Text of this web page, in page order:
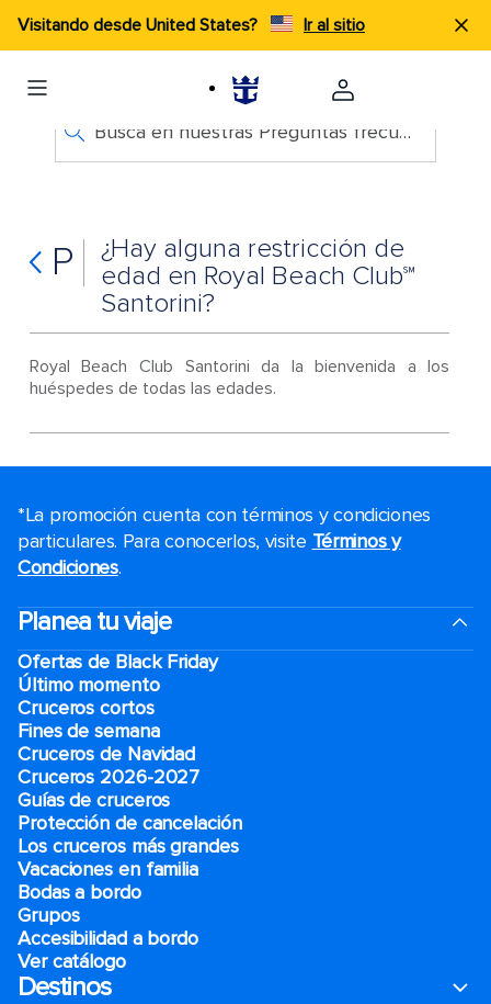
Visitando desde United States? Ir al sitio
Busca en nuestras Preguntas frecuentes
P
¿Hay alguna restricción de
edad en Royal Beach Club℠
Santorini?
Royal Beach Club Santorini da la bienvenida a los
huéspedes de todas las edades.
*La promoción cuenta con términos y condiciones
particulares. Para conocerlos, visite Términos y
Condiciones.
Planea tu viaje
Ofertas de Black Friday
Último momento
Cruceros cortos
Fines de semana
Cruceros de Navidad
Cruceros 2026-2027
Guías de cruceros
Protección de cancelación
Los cruceros más grandes
Vacaciones en familia
Bodas a bordo
Grupos
Accesibilidad a bordo
Ver catálogo
Destinos